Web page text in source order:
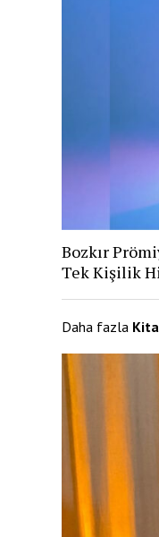
Bozkır
Tek Kişilik
Daha fazla